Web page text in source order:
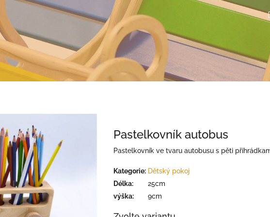
Pastelkovník autobus
Pastelkovník ve tvaru autobusu s pěti
Kategorie: Dětský pokoj
Délka:
25cm
výška: 9cm